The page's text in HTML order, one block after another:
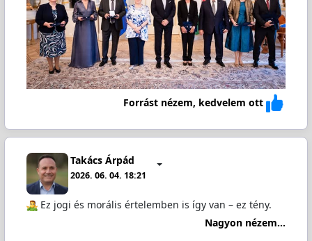
Forrást nézem, kedvelem ott
Takács Árpád
2026. 06. 04. 18:21
️ Ez jogi és morális értelemben is így van – ez tény.
Nagyon nézem...